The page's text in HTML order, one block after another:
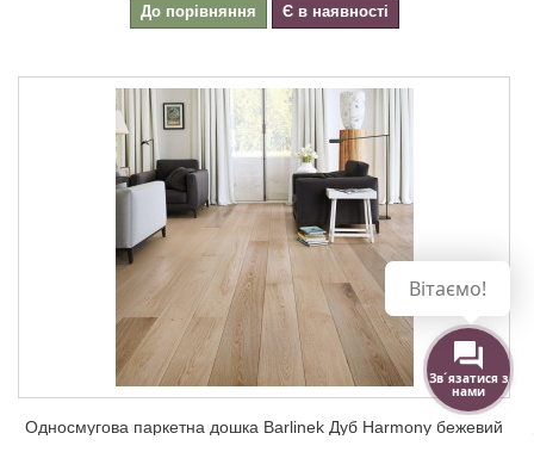
До порівняння Є в наявності
Односмугова паркетна дошка Barlinek Дуб Harmony бежевий
Зв´язатися з
нами
Вітаємо!